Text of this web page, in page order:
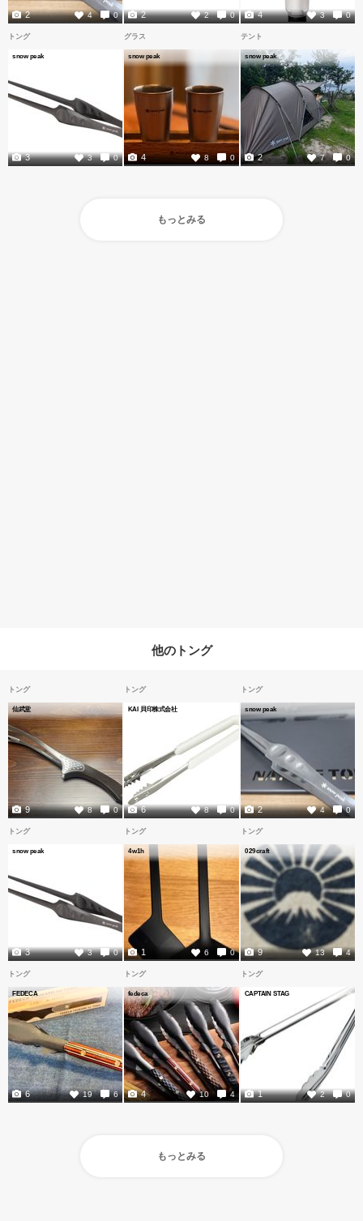
4 0
2 2 0
2 3 0
4
トング
snow peak
3 0
3
グラス
snow peak
8 0
4
テント
snow peak
7 0
2
もっとみる
他のトング
トング
仙武堂
8 0
9
トング
KAI 貝印株式会社
8 0
6
トング
snow peak
4 0
2
トング
snow peak
3 0
3
トング
4w1h
6 0
1
トング
029craft
13 4
9
トング
FEDECA
19 6
6
トング
fedeca
10 4
4
トング
CAPTAIN STAG
2 0
1
もっとみる